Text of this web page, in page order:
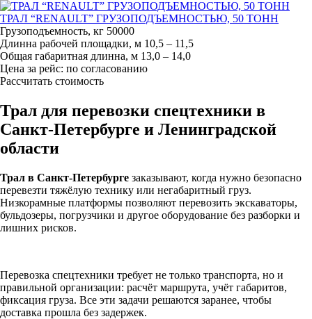
ТРАЛ “RENAULT” ГРУЗОПОДЪЕМНОСТЬЮ, 50 ТОНН
Грузоподъемность, кг 50000
Длинна рабочей площадки, м 10,5 – 11,5
Общая габаритная длинна, м 13,0 – 14,0
Цена за рейс: по согласованию
Рассчитать стоимость
Трал для перевозки спецтехники в
Санкт-Петербурге и Ленинградской
области
Трал в Санкт-Петербурге заказывают, когда нужно безопасно
перевезти тяжёлую технику или негабаритный груз.
Низкорамные платформы позволяют перевозить экскаваторы,
бульдозеры, погрузчики и другое оборудование без разборки и
лишних рисков.
Перевозка спецтехники требует не только транспорта, но и
правильной организации: расчёт маршрута, учёт габаритов,
фиксация груза. Все эти задачи решаются заранее, чтобы
доставка прошла без задержек.